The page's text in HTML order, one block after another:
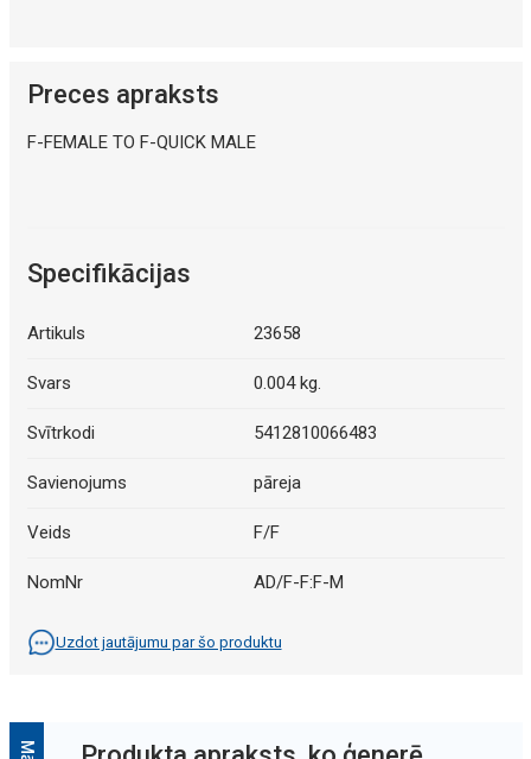
Preces apraksts
F-FEMALE TO F-QUICK MALE
Specifikācijas
Artikuls 23658
Svars 0.004 kg.
Svītrkodi 5412810066483
Savienojums pāreja
Veids F/F
NomNr AD/F-F:F-M
Uzdot jautājumu par šo produktu